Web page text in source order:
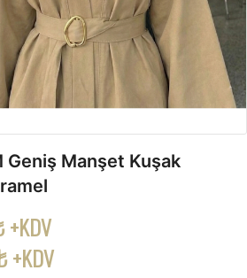
Geniş Manşet Kuşak
+KDV